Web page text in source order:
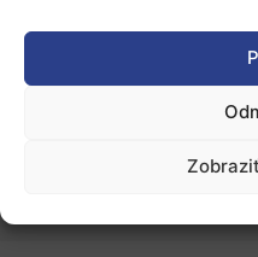
úniou v rámci
prevádzkuje